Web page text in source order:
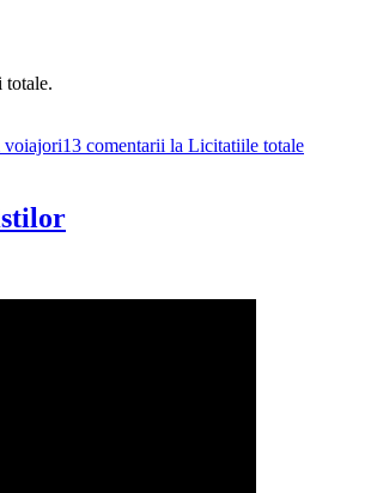
totale.
voiajori13 comentarii la Licitatiile totale